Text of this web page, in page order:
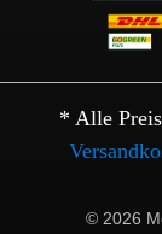
* Alle
© 2026